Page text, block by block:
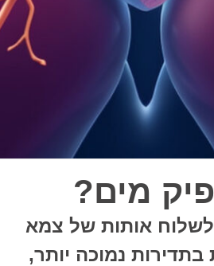
מים?
לשלוח אותות של צמא
נמוכה יותר,